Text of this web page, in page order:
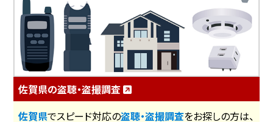
佐賀県の盗聴・盗撮調査
佐賀県でスピード対応の盗聴・盗撮調査をお探しの方は、